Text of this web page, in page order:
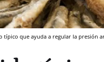
típico que ayuda a regular la presión